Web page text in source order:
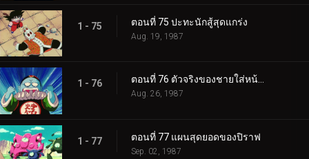
1 - 75 ตอนที่ 75 ปะทะนักสู้สุดแกร่ง
Aug. 19, 1987
1 - 76 ตอนที่ 76 ตัวจริงของชายใส่หน้ากาก
Aug. 26, 1987
1 - 77 ตอนที่ 77 แผนสุดยอดของปิราฟ
Sep. 02, 1987